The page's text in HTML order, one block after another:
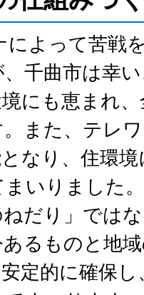
によって苦戦
千曲市は幸
にも恵まれ
また、テレ
なり、住環
いりました
だり」では
るものと地
定的に確保